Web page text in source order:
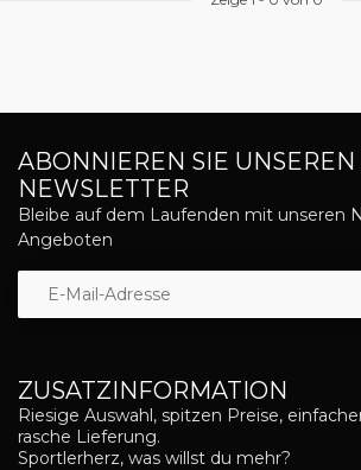
ZUSATZINFORMATION
Riesige Auswahl, spitzen Preise,
rasche Lieferung.
Sportlerherz, was willst du mehr?
ABONNIEREN SIE UNSEREN
NEWSLETTER
Bleibe auf dem Laufenden mit unseren
Angeboten